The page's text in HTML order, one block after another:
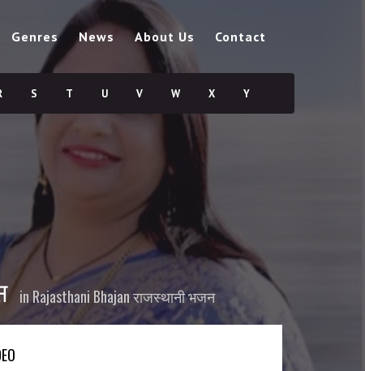
Genres News About Us Contact
S T U V W X Y
in Rajasthani Bhajan राजस्थानी भजन